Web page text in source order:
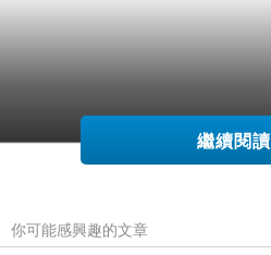
繼續閱讀
你可能感興趣的文章